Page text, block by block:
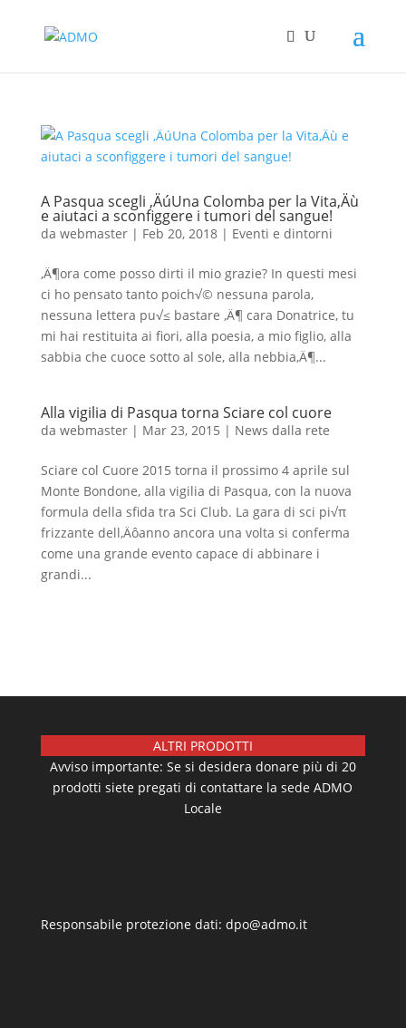
A Pasqua scegli ‚ÄúUna Colomba per la Vita‚Äù
e aiutaci a sconfiggere i tumori del sangue!
da webmaster| Feb 20, 2018| Eventi e dintorni
‚Ä¶ora come posso dirti il mio grazie? In questi mesi
ci ho pensato tanto poich√© nessuna parola,
nessuna lettera pu√≤ bastare ‚Ä¶ cara Donatrice, tu
mi hai restituita ai fiori, alla poesia, a mio figlio, alla
sabbia che cuoce sotto al sole, alla nebbia‚Ä¶...
Alla vigilia di Pasqua torna Sciare col cuore
da webmaster| Mar 23, 2015 | News dalla rete
Sciare col Cuore 2015 torna il prossimo 4 aprile sul
Monte Bondone, alla vigilia di Pasqua, con la nuova
formula della sfida tra Sci Club. La gara di sci pi√π
frizzante dell‚Äôanno ancora una volta si conferma
come una grande evento capace di abbinare i
grandi...
ALTRI PRODOTTI
Avviso importante: Se si desidera donare più di 20
prodotti siete pregati di contattare la sede ADMO
Locale
Responsabile protezione dati: dpo@admo.it